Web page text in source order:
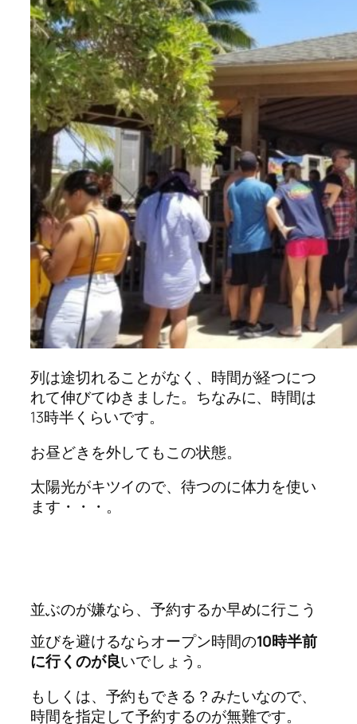
列は途切れることがなく、時間が経つにつ
れて伸びてゆきました。ちなみに、時間は
13時半くらいです。
お昼どきを外してもこの状態。
太陽光がキツイので、待つのに体力を使い
ます・・・。
並ぶのが嫌なら、予約するか早めに行こう
並びを避けるならオープン時間の10時半前
に行くのが良いでしょう。
もしくは、予約もできる？みたいなので、
時間を指定して予約するのが無難です。